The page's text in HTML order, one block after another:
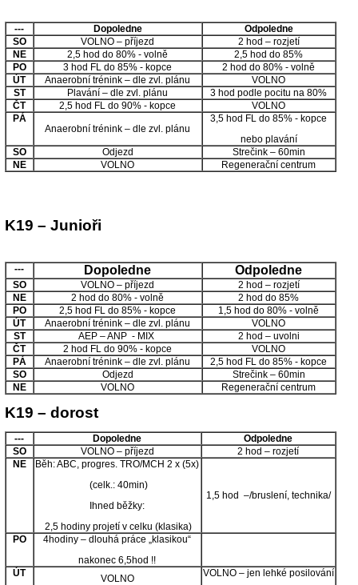
--- Dopoledne
Odpoledne
SO
VOLNO – příjezd
2 hod – rozjetí
NE
2,5 hod do 80% - volně
2,5 hod do 85%
PO
3 hod FL do 85% - kopce
2 hod do 80% - volně
ÚT
Anaerobní trénink – dle zvl. plánu
VOLNO
ST
Plavání – dle zvl. plánu
3 hod podle pocitu na 80%
ČT
2,5 hod FL do 90% - kopce
VOLNO
PÁ
Anaerobní trénink – dle zvl. plánu
3,5 hod FL do 85% - kopce
nebo plavání
SO
Odjezd
Strečink – 60min
NE
VOLNO Regenerační centrum
K19 – Junioři
--- Dopoledne Odpoledne
SO VOLNO – příjezd
2 hod – rozjetí
NE
2 hod do 80% - volně
2 hod do 85%
PO
2,5 hod FL do 85% - kopce
1,5 hod do 80% - volně
ÚT
Anaerobní trénink – dle zvl. plánu
VOLNO
ST
AEP – ANP - MIX
2 hod – uvolni
ČT
2 hod FL do 90% - kopce
VOLNO
PÁ
Anaerobní trénink – dle zvl. plánu
2,5 hod FL do 85% - kopce
SO
Odjezd
Strečink – 60min
NE
VOLNO Regenerační centrum
K19 – dorost
--- Dopoledne
Odpoledne
SO
VOLNO – příjezd
2 hod – rozjetí
NE
Běh: ABC, progres. TRO/MCH 2 x (5x)
(celk.: 40min)
Ihned běžky:
2,5 hodiny projetí v celku (klasika)
1,5 hod –/bruslení, technika/
PO
4hodiny – dlouhá práce „klasikou“
nakonec 6,5hod !!
ÚT
VOLNO
VOLNO – jen lehké posilování